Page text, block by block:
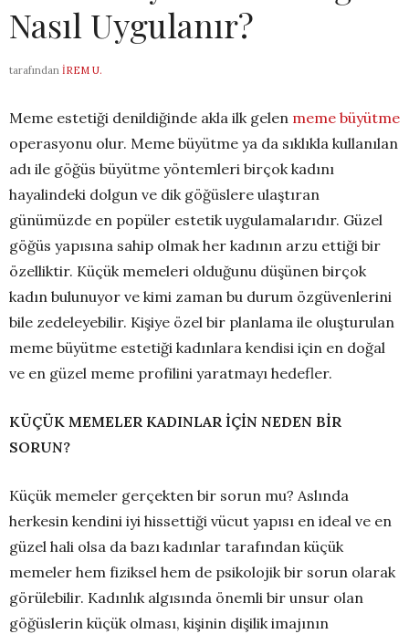
Nasıl Uygulanır?
tarafından İREM U.
Meme estetiği denildiğinde akla ilk gelen meme büyütme
operasyonu olur. Meme büyütme ya da sıklıkla kullanılan
adı ile göğüs büyütme yöntemleri birçok kadını
hayalindeki dolgun ve dik göğüslere ulaştıran
günümüzde en popüler estetik uygulamalarıdır. Güzel
göğüs yapısına sahip olmak her kadının arzu ettiği bir
özelliktir. Küçük memeleri olduğunu düşünen birçok
kadın bulunuyor ve kimi zaman bu durum özgüvenlerini
bile zedeleyebilir. Kişiye özel bir planlama ile oluşturulan
meme büyütme estetiği kadınlara kendisi için en doğal
ve en güzel meme profilini yaratmayı hedefler.
KÜÇÜK MEMELER KADINLAR İÇİN NEDEN BİR
SORUN?
Küçük memeler gerçekten bir sorun mu? Aslında
herkesin kendini iyi hissettiği vücut yapısı en ideal ve en
güzel hali olsa da bazı kadınlar tarafından küçük
memeler hem fiziksel hem de psikolojik bir sorun olarak
görülebilir. Kadınlık algısında önemli bir unsur olan
göğüslerin küçük olması, kişinin dişilik imajının